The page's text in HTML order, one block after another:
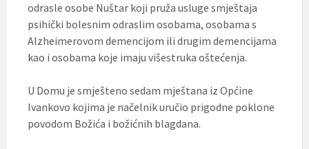
odrasle osobe Nuštar koji pruža usluge smještaja
psihički bolesnim odraslim osobama, osobama s
Alzheimerovom demencijom ili drugim demencijama
kao i osobama koje imaju višestruka oštećenja.
U Domu je smješteno sedam mještana iz Općine
Ivankovo kojima je načelnik uručio prigodne poklone
povodom Božića i božićnih blagdana.